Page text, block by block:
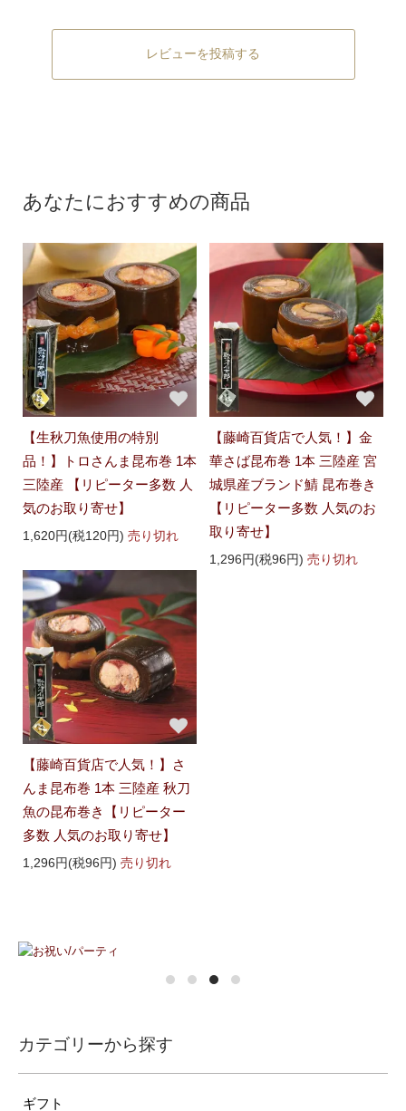
レビューを投稿する
あなたにおすすめの商品
【生秋刀魚使用の特別
品！】トロさんま昆布巻 1本
三陸産 【リピーター多数 人
気のお取り寄せ】
1,620円(税120円) 売り切れ
【藤崎百貨店で人気！】金
華さば昆布巻 1本 三陸産 宮
城県産ブランド鯖 昆布巻き
【リピーター多数 人気のお
取り寄せ】
1,296円(税96円) 売り切れ
【藤崎百貨店で人気！】さ
んま昆布巻 1本 三陸産 秋刀
魚の昆布巻き【リピーター
多数 人気のお取り寄せ】
1,296円(税96円) 売り切れ
カテゴリーから探す
ギフト